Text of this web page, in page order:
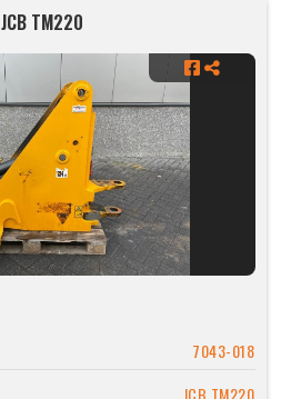
JCB TM220
7043-018
JCB TM220